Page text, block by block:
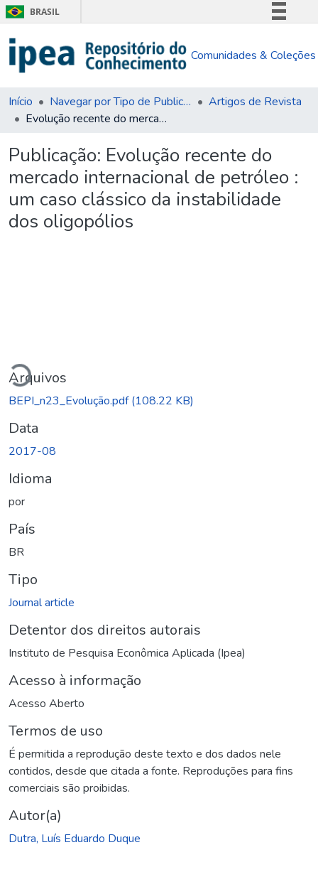
BRASIL
Comunica BR
Acesso à informação
Comunidades & Coleções
Início Navegar por Tipo de Publicação
Artigos de Revista
Evolução recente do mercado internacional de petróleo : um caso clássico da instabilidade dos oligopólios
Publicação: Evolução recente do
mercado internacional de petróleo :
um caso clássico da instabilidade
dos oligopólios
Carregando...
Arquivos
BEPI_n23_Evolução.pdf(108.22 KB)
Data
2017-08
Idioma
por
País
BR
Tipo
Journal article
Detentor dos direitos autorais
Instituto de Pesquisa Econômica Aplicada (Ipea)
Acesso à informação
Acesso Aberto
Termos de uso
É permitida a reprodução deste texto e dos dados nele
contidos, desde que citada a fonte. Reproduções para fins
comerciais são proibidas.
Autor(a)
Dutra, Luís Eduardo Duque